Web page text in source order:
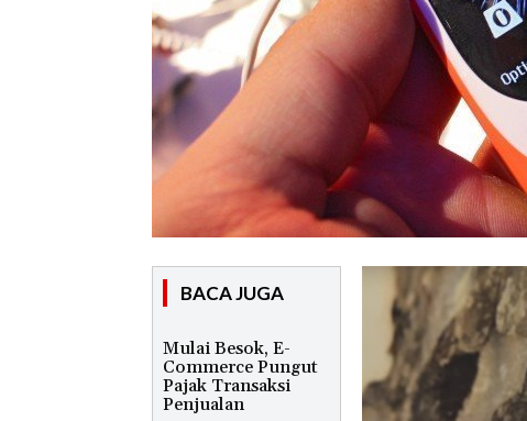
BACA JUGA
Mulai Besok, E-
Commerce Pungut
Pajak Transaksi
Penjualan